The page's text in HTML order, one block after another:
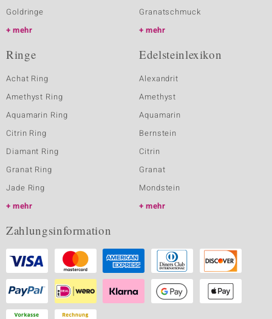
Goldringe
mehr
Granatschmuck
mehr
Ringe
Achat Ring
Amethyst Ring
Aquamarin Ring
Citrin Ring
Diamant Ring
Granat Ring
Jade Ring
mehr
Edelsteinlexikon
Alexandrit
Amethyst
Aquamarin
Bernstein
Citrin
Granat
Mondstein
mehr
Zahlungsinformation